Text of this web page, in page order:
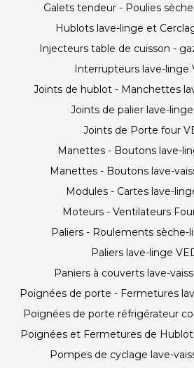
Galets tendeur - Poulies
Hublots lave-linge et
Injecteurs table de cuisson -
Interrupteurs lave-linge
Joints de hublot - Manchettes
Joints de palier lave-
Joints de Porte four
Manettes - Boutons lave-
Manettes - Boutons lave-
Modules - Cartes lave-
Moteurs - Ventilateurs
Paliers - Roulements sèche-
Paliers lave-linge
Paniers à couverts lave-
Poignées de porte - Fermetures
Poignées de porte réfrigérateur
Poignées et Fermetures de Hublot
Pompes de cyclage lave-